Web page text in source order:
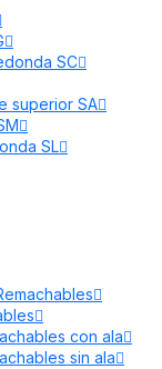
SC
superior SA
SL
con ala
sin ala